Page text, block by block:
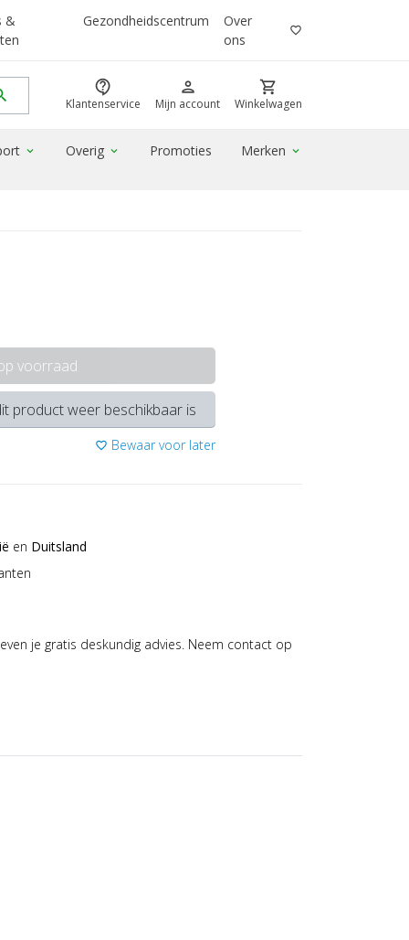
&
Gezondheidscentrum
Over
ons
favorite_border
contact_support
Klantenservice
person
Mijn account
shopping_cart
Winkelwagen
expand_more Overig expand_more Promoties Merken expand_more
voorraad
product weer beschikbaar is
favorite_border Bewaar voor later
en Duitsland
je gratis deskundig advies. Neem contact op